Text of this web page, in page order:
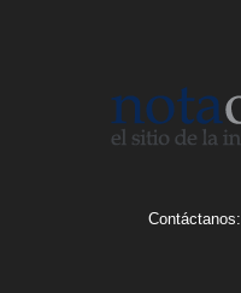
Contáctanos: